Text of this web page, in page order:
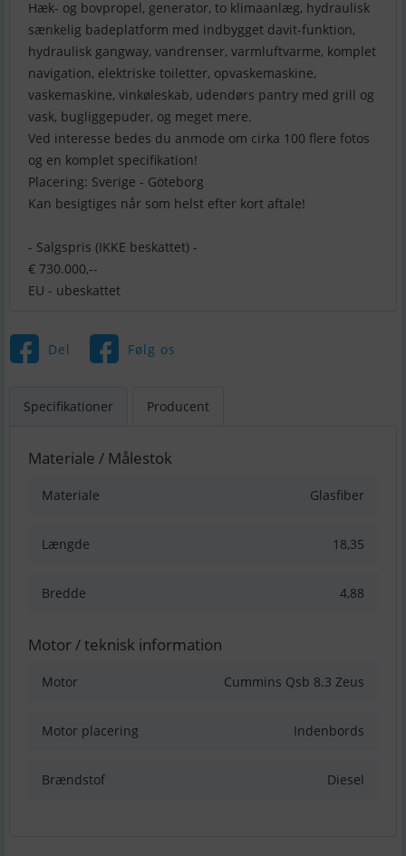
Hæk- og bovpropel, generator, to klimaanlæg, hydraulisk
sænkelig badeplatform med indbygget davit-funktion,
hydraulisk gangway, vandrenser, varmluftvarme, komplet
navigation, elektriske toiletter, opvaskemaskine,
vaskemaskine, vinkøleskab, udendørs pantry med grill og
vask, bugliggepuder, og meget mere.
Ved interesse bedes du anmode om cirka 100 flere fotos
og en komplet specifikation!
Placering: Sverige - Göteborg
Kan besigtiges når som helst efter kort aftale!
- Salgspris (IKKE beskattet) -
€ 730.000,--
EU - ubeskattet
Del Følg os
Specifikationer Producent
Materiale / Målestok
Materiale Glasfiber
Længde 18,35
Bredde 4,88
Motor / teknisk information
Motor Cummins Qsb 8.3 Zeus
Motor placering Indenbords
Brændstof Diesel